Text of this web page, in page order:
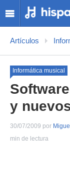
Artículos
Informática musical
y
30/07/2009 por
min de lectura